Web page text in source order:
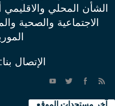
الشأن المحلي والاقليمي
الاجتماعية والصحية
الإتصال بنا:
آخر مستجدات الموقع